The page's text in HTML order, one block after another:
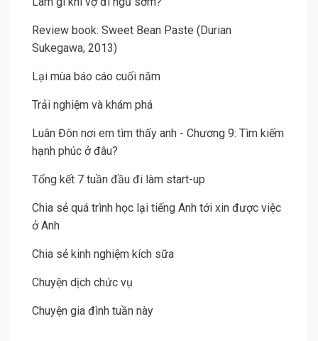
Review book: Sweet Bean Paste (Durian
Sukegawa, 2013)
Lại mùa báo cáo cuối năm
Trải nghiệm và khám phá
Luân Đôn nơi em tìm thấy anh - Chương 9: Tìm kiếm
hạnh phúc ở đâu?
Tổng kết 7 tuần đầu đi làm start-up
Chia sẻ quá trình học lại tiếng Anh tới xin được việc
ở Anh
Chia sẻ kinh nghiệm kích sữa
Chuyện dịch chức vụ
Chuyện gia đình tuần này